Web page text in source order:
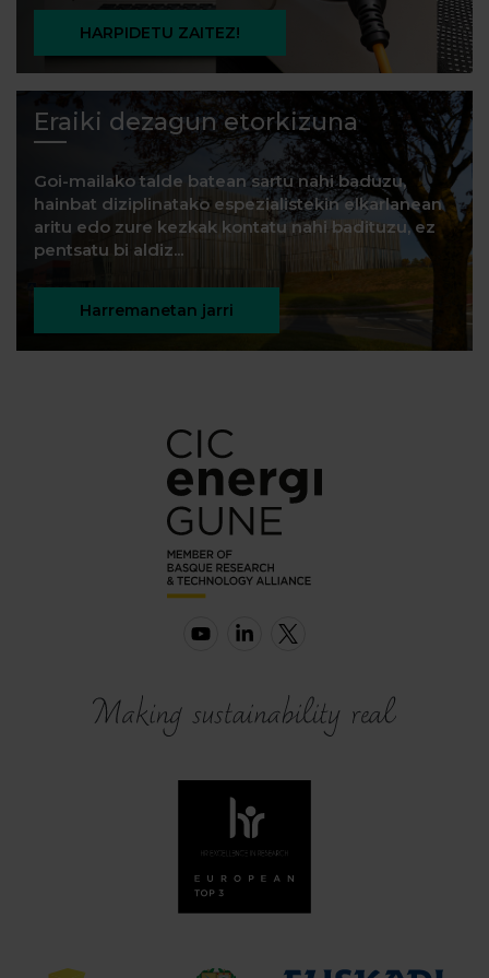
HARPIDETU ZAITEZ!
Eraiki dezagun etorkizuna
Goi-mailako talde batean sartu nahi baduzu,
hainbat diziplinatako espezialistekin elkarlanean
aritu edo zure kezkak kontatu nahi badituzu, ez
pentsatu bi aldiz...
Harremanetan jarri